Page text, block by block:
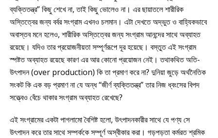
ব্যক্তিতন্ত্র” কিছু শেখে না, তাই কিছু ভোলেও না। এর ছায়াতলে শারীরিক
অস্তিত্বের জন্য বর্বর সংগ্রাম এখনও চলমান। এটা দেখতে অদ্ভুত ও বাহ্যিকভাবে
অবাস্তব মনে হলেও, শারীরিক অস্তিত্বের জন্য সংগ্রাম আনন্দের সাথে অব্যাহত
রয়েছে। যদিও তার প্রয়োজনীয়তা সম্পূর্ণরূপে দূর হয়েছে। বস্তুত এই সংগ্রাম
স্পষ্টত অব্যাহত রয়েছে কারণ এর আর কোনো প্রয়োজন নেই। তথাকথিত অতি-
উৎপাদন (over production) কি তা প্রমাণ করে না? দুনিয়া জুড়ে অর্থনৈতিক
সংকট কি এক বড় প্রমাণ না যে অন্ধ “জীর্ণ ব্যক্তিতন্ত্র” তার নিজ ধ্বংসের বিপদ
সত্ত্বেও বেঁচে থাকার সংগ্রাম অব্যাহত রেখেছে?
এই সংগ্রামের একটা পাগলামো বৈশিষ্ট হলো, উৎপাদনকারীর সাথে যে পণ্য সে
উৎপাদন করে তার সাথে সম্পর্ককে সম্পূর্ণ অস্বীকার করা। গড়পড়তা কর্মরত শ্রমিক